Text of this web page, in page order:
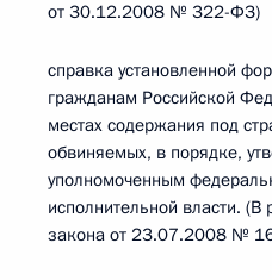
от 30.12.2008 № 322-ФЗ)
справка установленной
гражданам Российской
местах содержания под
обвиняемых, в порядке,
уполномоченным
исполнительной власти.
закона от 23.07.2008 №